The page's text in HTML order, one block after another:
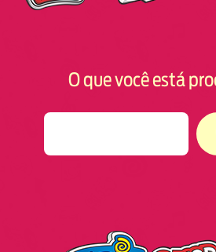
O que você está